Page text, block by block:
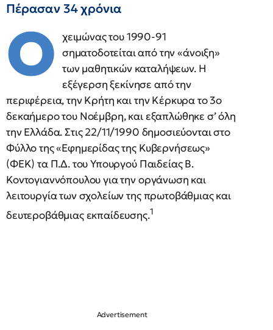
Πέρασαν 34 χρόνια
Ο χειμώνας του 1990-91
σηματοδοτείται από την «άνοιξη»
των μαθητικών καταλήψεων. Η
εξέγερση ξεκίνησε από την
περιφέρεια, την Κρήτη και την Κέρκυρα το 3ο
δεκαήμερο του Νοέμβρη, και εξαπλώθηκε σ’ όλη
την Ελλάδα. Στις 22/11/1990 δημοσιεύονται στο
Φύλλο της «Εφημερίδας της Κυβερνήσεως»
(ΦΕΚ) τα Π.Δ. του Υπουργού Παιδείας Β.
Κοντογιαννόπουλου για την οργάνωση και
λειτουργία των σχολείων της πρωτοβάθμιας και
δευτεροβάθμιας εκπαίδευσης.1